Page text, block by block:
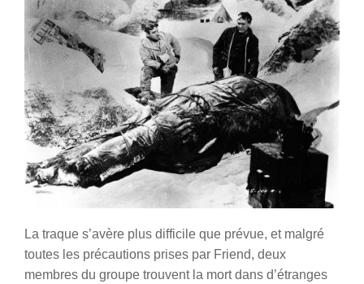
La traque s’avère plus difficile que prévue, et malgré
toutes les précautions prises par Friend, deux
membres du groupe trouvent la mort dans d’étranges